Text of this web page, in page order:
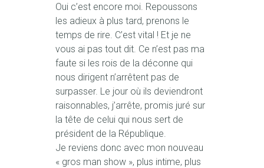
Oui c’est encore moi. Repoussons
les adieux à plus tard, prenons le
temps de rire. C’est vital ! Et je ne
vous ai pas tout dit. Ce n’est pas ma
faute si les rois de la déconne qui
nous dirigent n’arrêtent pas de
surpasser. Le jour où ils deviendront
raisonnables, j’arrête, promis juré sur
la tête de celui qui nous sert de
président de la République.
Je reviens donc avec mon nouveau
« gros man show », plus intime, plus